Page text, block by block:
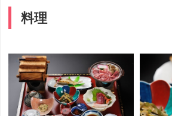
料理